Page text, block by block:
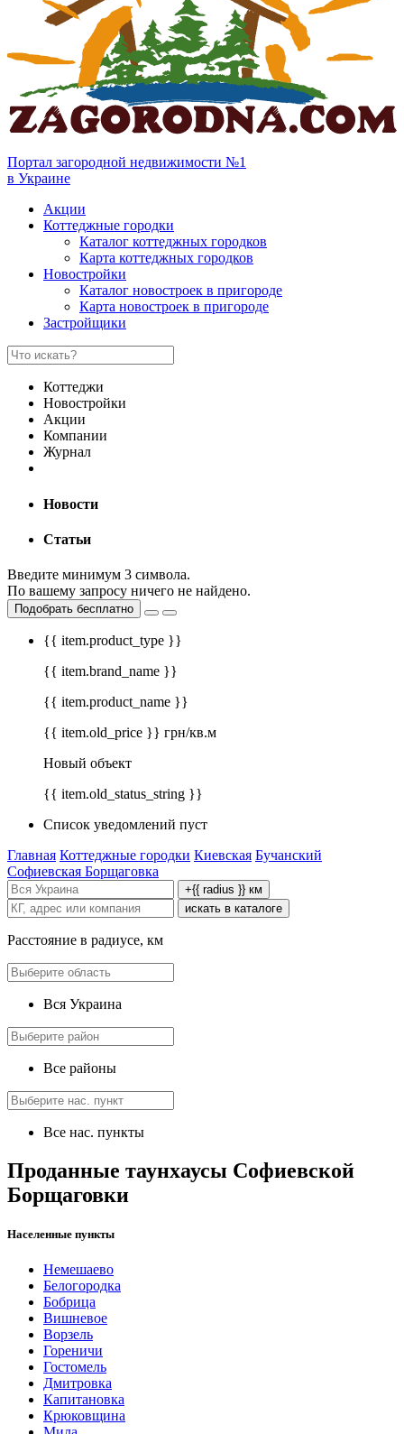
Портал загородной недвижимости №1
в Украине
Акции
Коттеджные городки
Каталог коттеджных городков
Карта коттеджных городков
Новостройки
Каталог новостроек в пригороде
Карта новостроек в пригороде
Застройщики
Коттеджи
Новостройки
Акции
Компании
Журнал
Новости
Статьи
Введите минимум 3 символа.
По вашему запросу ничего не найдено.
Подобрать бесплатно
{{ item.product_type }}
{{ item.brand_name }}
{{ item.product_name }}
{{ item.old_price }} грн/кв.м
Новый объект
{{ item.old_status_string }}
Список уведомлений пуст
Главная Коттеджные городки Киевская Бучанский
Софиевская Борщаговка
+{{ radius }} км
искать в каталоге
Расстояние в радиусе, км
Вся Украина
Все районы
Все нас. пункты
Проданные таунхаусы Софиевской
Борщаговки
Населенные пункты
Немешаево
Белогородка
Бобрица
Вишневое
Ворзель
Гореничи
Гостомель
Дмитровка
Капитановка
Крюковщина